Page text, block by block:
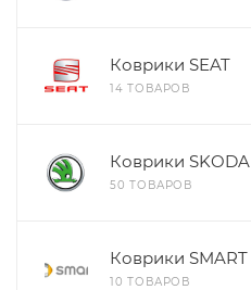
Коврики SEAT
14 ТОВАРОВ
Коврики SKODA
50 ТОВАРОВ
Коврики SMART
10 ТОВАРОВ